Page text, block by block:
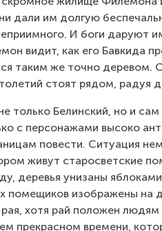
дали им долгую
И боги даруют
видит, как его Бавкида
таким же точно деревом.
стоят рядом, радуя
только Белинский, но и сам
с персонажами высоко
повести. Ситуация
живут старосветские
деревья унизаны
помещиков изображены на
хотя рай положен
прекрасном времени,